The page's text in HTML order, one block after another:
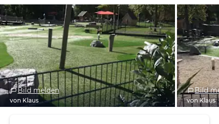
Bild melden
von Klaus
Bild
von Klaus